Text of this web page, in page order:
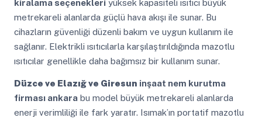
kiralama seçenekleriyüksek kapasiteli ısıtıcı büyük
metrekareli alanlarda güçlü hava akışı ile sunar. Bu
cihazların güvenliği düzenli bakım ve uygun kullanım ile
sağlanır. Elektrikli ısıtıcılarla karşılaştırıldığında mazotlu
ısıtıcılar genellikle daha bağımsız bir kullanım sunar.
Düzce ve Elazığ ve Giresun inşaat nem kurutma
firması ankarabu model büyük metrekareli alanlarda
enerji verimliliği ile fark yaratır. Isımak’ın portatif mazotlu